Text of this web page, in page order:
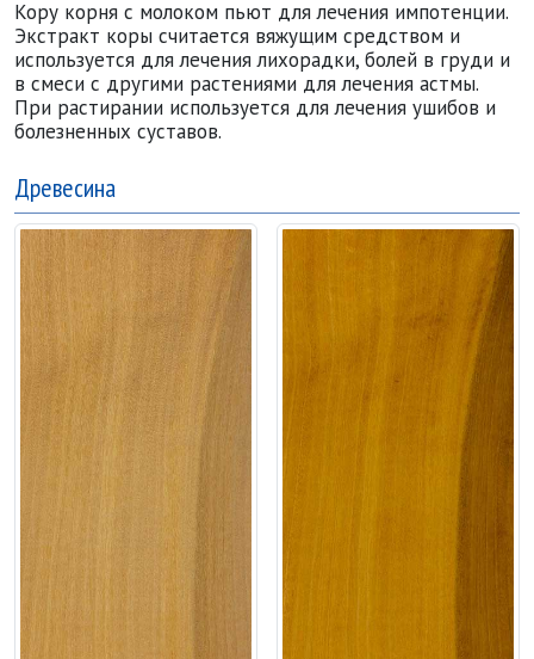
Кору корня с молоком пьют для лечения импотенции.
Экстракт коры считается вяжущим средством и
используется для лечения лихорадки, болей в груди и
в смеси с другими растениями для лечения астмы.
При растирании используется для лечения ушибов и
болезненных суставов.
Древесина